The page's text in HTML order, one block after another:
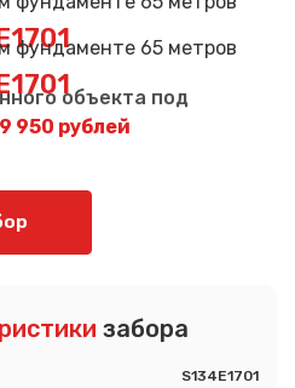
объекта под
950 рублей
забора
S134E1701